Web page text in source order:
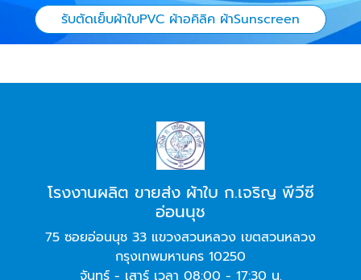
รับตัดเย็บผ้าใบPVC ผ้าอคิลิค ผ้าSunscreen
โรงงานผลิต ขายส่ง ผ้าใบ ก.เจริญ พีวีซี
อ่อนนุช
75 ซอยอ่อนนุช 33 แขวงสวนหลวง เขตสวนหลวง
กรุงเทพมหานคร 10250
จันทร์ - เสาร์ เวลา 08:00 - 17:30 น.